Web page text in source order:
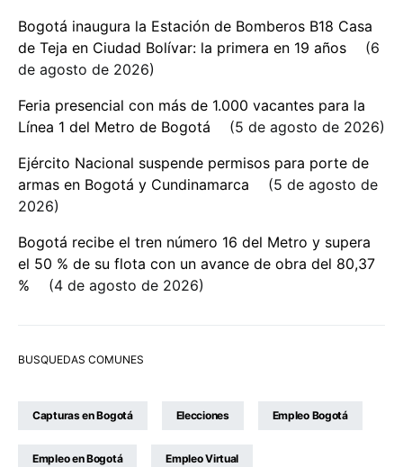
Bogotá inaugura la Estación de Bomberos B18 Casa
de Teja en Ciudad Bolívar: la primera en 19 años
6
de agosto de 2026
Feria presencial con más de 1.000 vacantes para la
Línea 1 del Metro de Bogotá
5 de agosto de 2026
Ejército Nacional suspende permisos para porte de
armas en Bogotá y Cundinamarca
5 de agosto de
2026
Bogotá recibe el tren número 16 del Metro y supera
el 50 % de su flota con un avance de obra del 80,37
%
4 de agosto de 2026
BUSQUEDAS COMUNES
Capturas en Bogotá Elecciones Empleo Bogotá
Empleo en Bogotá Empleo Virtual